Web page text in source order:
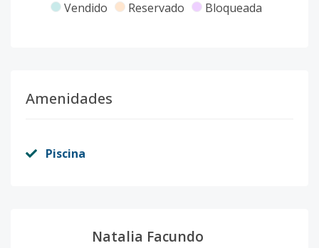
Vendido Reservado Bloqueada
Amenidades
Piscina
Natalia Facundo